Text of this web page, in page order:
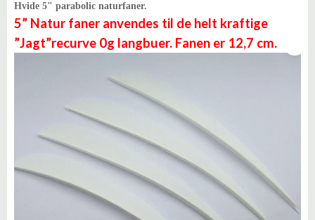
Hvide 5" parabolic naturfaner.
5” Natur faner anvendes til de helt kraftige
”Jagt”recurve 0g langbuer. Fanen er 12,7 cm.